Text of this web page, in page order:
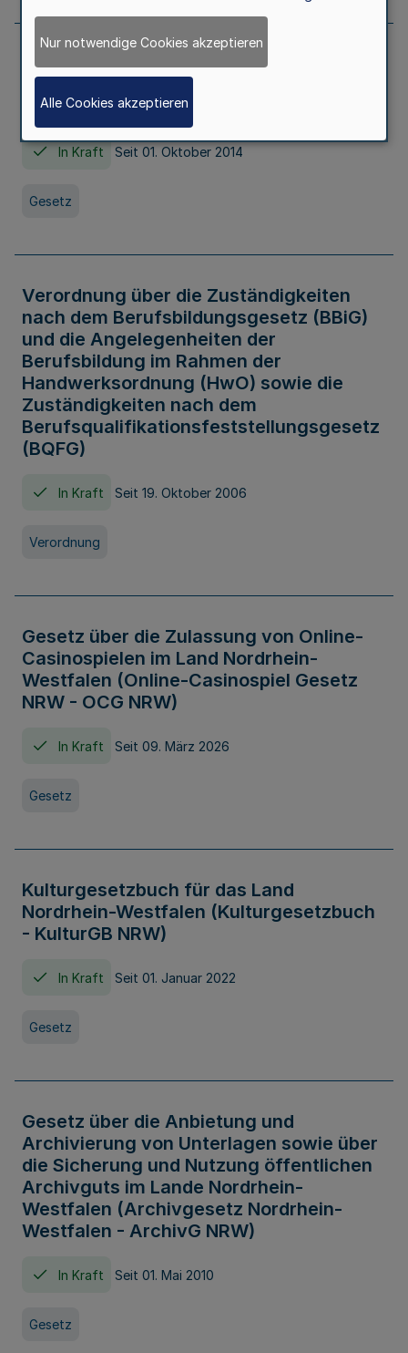
Gesetz über die Hochschulen des Landes
Nordrhein-Westfalen (Hochschulgesetz -
HG)
In Kraft Seit 01. Oktober 2014
Gesetz
Verordnung über die Zuständigkeiten
nach dem Berufsbildungsgesetz (BBiG)
und die Angelegenheiten der
Berufsbildung im Rahmen der
Handwerksordnung (HwO) sowie die
Zuständigkeiten nach dem
Berufsqualifikationsfeststellungsgesetz
(BQFG)
In Kraft Seit 19. Oktober 2006
Verordnung
Gesetz über die Zulassung von Online-
Casinospielen im Land Nordrhein-
Westfalen (Online-Casinospiel Gesetz
NRW - OCG NRW)
In Kraft Seit 09. März 2026
Gesetz
Kulturgesetzbuch für das Land
Nordrhein-Westfalen (Kulturgesetzbuch
- KulturGB NRW)
In Kraft Seit 01. Januar 2022
Gesetz
Gesetz über die Anbietung und
Archivierung von Unterlagen sowie über
die Sicherung und Nutzung öffentlichen
Archivguts im Lande Nordrhein-
Westfalen (Archivgesetz Nordrhein-
Westfalen - ArchivG NRW)
In Kraft Seit 01. Mai 2010
Gesetz
Nur notwendige Cookies akzeptieren
Alle Cookies akzeptieren